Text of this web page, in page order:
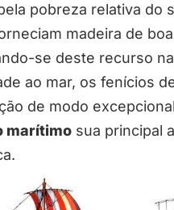
pobreza relativa do
madeira de
se deste recurso
ao mar, os fenícios
de modo
marítimo sua principal